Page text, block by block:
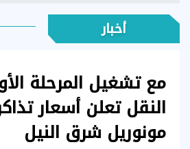
أخبار
مع تشغيل المرحلة
النقل تعلن أسعار
مونوريل شرق النيل